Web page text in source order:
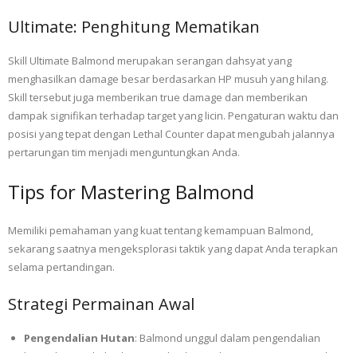
Ultimate: Penghitung Mematikan
Skill Ultimate Balmond merupakan serangan dahsyat yang
menghasilkan damage besar berdasarkan HP musuh yang hilang.
Skill tersebut juga memberikan true damage dan memberikan
dampak signifikan terhadap target yang licin. Pengaturan waktu dan
posisi yang tepat dengan Lethal Counter dapat mengubah jalannya
pertarungan tim menjadi menguntungkan Anda.
Tips for Mastering Balmond
Memiliki pemahaman yang kuat tentang kemampuan Balmond,
sekarang saatnya mengeksplorasi taktik yang dapat Anda terapkan
selama pertandingan.
Strategi Permainan Awal
Pengendalian Hutan: Balmond unggul dalam pengendalian